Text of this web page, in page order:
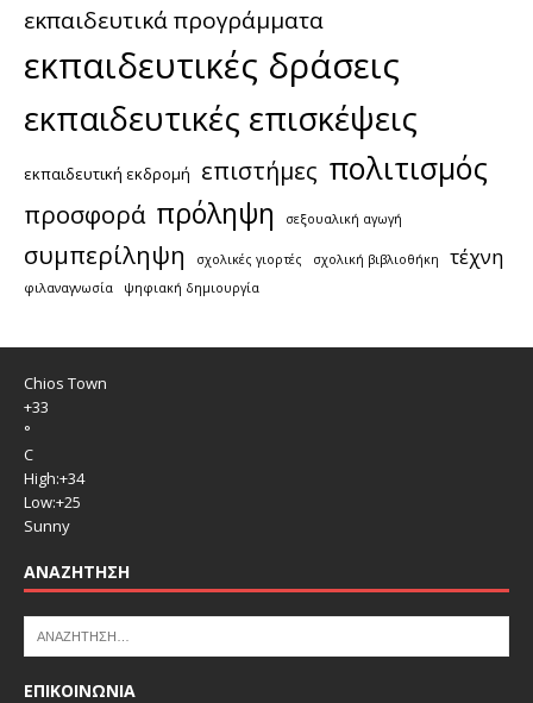
εκπαιδευτικά προγράμματα
εκπαιδευτικές δράσεις
εκπαιδευτικές επισκέψεις
εκπαιδευτική εκδρομή επιστήμες πολιτισμός
προσφορά πρόληψη σεξουαλική αγωγή
συμπερίληψη σχολικές γιορτές σχολική βιβλιοθήκη τέχνη
φιλαναγνωσία ψηφιακή δημιουργία
Chios Town
+33
°
C
High:+34
Low:+25
Sunny
ΑΝΑΖΉΤΗΣΗ
ΕΠΙΚΟΙΝΩΝΙΑ